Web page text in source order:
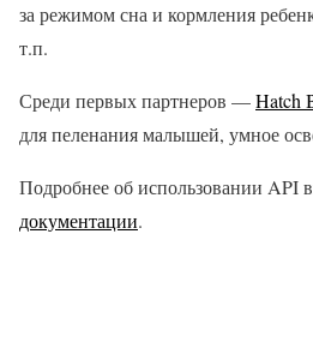
за режимом сна и кормления
т.п.
Среди первых партнеров —Hatch
для пеленания малышей, умное
Подробнее об использовании API
документации.